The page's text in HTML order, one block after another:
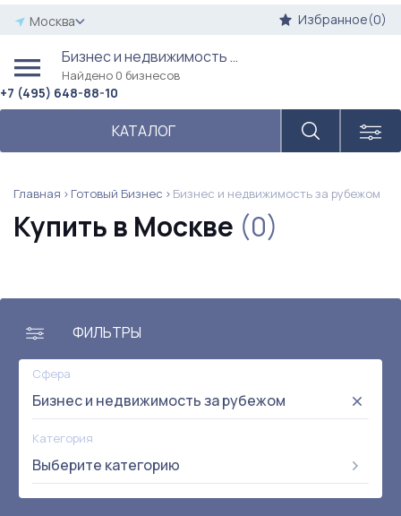
Москва Избранное(0)
Бизнес и недвижимость за рубежом
Найдено 0 бизнесов
КАТАЛОГ
+7 (495) 648-88-10
Главная Готовый Бизнес Бизнес и недвижимость за рубежом
Купить в Москве (0)
ФИЛЬТРЫ
Сфера
Бизнес и недвижимость за рубежом
Категория
Выберите категорию
Цена